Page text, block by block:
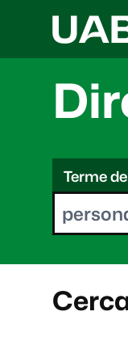
C
eTerme